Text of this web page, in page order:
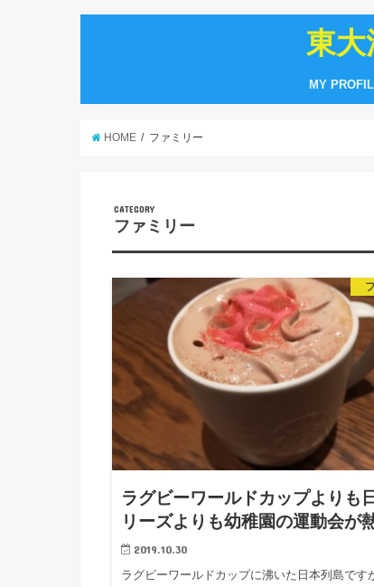
東
MY
HOME ファミリー
CATEGORY
ファミリー
ラグビーワールドカップよりも
リーズよりも幼稚園の運動会が
2019.10.30
ラグビーワールドカップに沸いた日本列島です